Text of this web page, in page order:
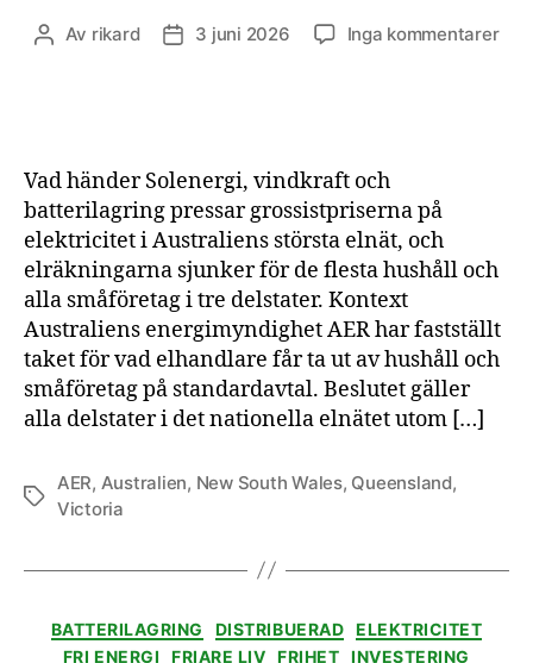
Inläggsförfattare
Av rikard Inläggsdatum
3 juni 2026 Inga kommentarertill
Vad händer Solenergi, vindkraft och
batterilagring pressar grossistpriserna på
elektricitet i Australiens största elnät, och
elräkningarna sjunker för de flesta hushåll och
alla småföretag i tre delstater. Kontext
Australiens energimyndighet AER har fastställt
taket för vad elhandlare får ta ut av hushåll och
småföretag på standardavtal. Beslutet gäller
alla delstater i det nationella elnätet utom […]
Etiketter
AER, Australien, New South Wales, Queensland,
Victoria
Kategorier
BATTERILAGRING DISTRIBUERAD ELEKTRICITET
FRI ENERGI
FRIARE LIV FRIHET
INVESTERING